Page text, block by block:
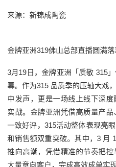
来源：新锦成陶瓷
金牌亚洲319佛山总部直播圆满落
3月19日，金牌亚洲「质敬 315
幕。作为315 品质季的压轴大戏
中发声，更是一场线上线下深
实战。金牌亚洲凭借高质量产
一致好评，315活动整体表现亮
和销售额双重突破。其中，3 月
推向高潮，凭借精准的节奏把
大量意向客户，完成高效成单实